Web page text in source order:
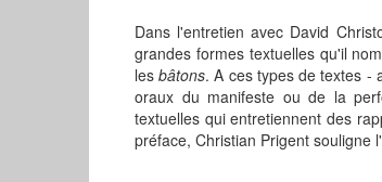
Dans l'entretien avec David
grandes formes textuelles qu'il
lesbâtons. A ces types de textes -
oraux du manifeste ou de la
textuelles qui entretiennent des
préface, Christian Prigent souligne